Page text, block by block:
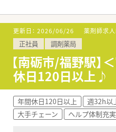
【募集背景と求
■欠員補充を目的
■年齢は20代から
■地域に密着し、
【法人特徴につい
■東証プライム上
大手法人の求人で
■業界で初めて
■地域密着型経営
な特徴です。
更新日： 2026/06/26 薬剤師求人
正社員 調剤薬局
【南砺市/福野駅
休日120日以上♪
年間休日120日以上 週32h以
大手チェーン
ヘルプ体制充実